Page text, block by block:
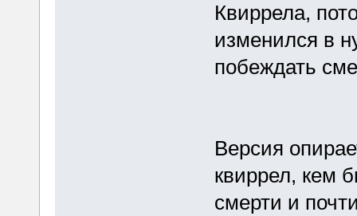
Квиррела,
изменился в
побеждать
Версия
квиррел, кем
смерти и